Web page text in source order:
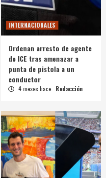
INTERNACIONALES
Ordenan arresto de agente
de ICE tras amenazar a
punta de pistola a un
conductor
4 meses hace Redacción